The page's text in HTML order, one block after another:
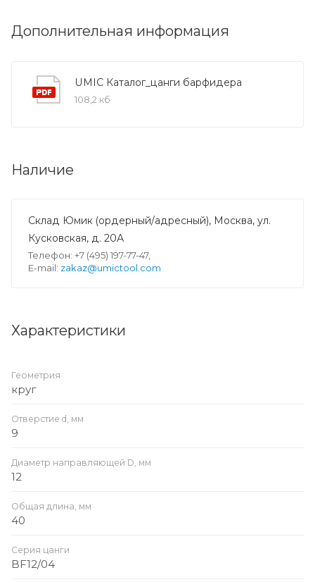
Дополнительная информация
UMIC Каталог_цанги барфидера
108,2 кб
Наличие
Склад Юмик (ордерный/адресный), Москва, ул.
Кусковская, д. 20А
Телефон: +7 (495) 197-77-47,
E-mail: zakaz@umictool.com
Характеристики
Геометрия
круг
Отверстие d, мм
9
Диаметр направляющей D, мм
12
Общая длина, мм
40
Серия цанги
BF12/04